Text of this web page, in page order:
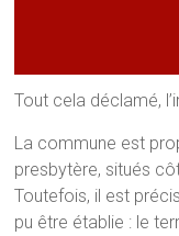
Tout cela déclamé,
La commune est
presbytère, situés
Toutefois, il est
pu être établie : le